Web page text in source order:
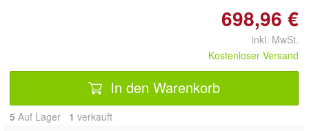
698,96 €
inkl. MwSt.
Kostenloser Versand
In den Warenkorb
5 Auf Lager 1 verkauft